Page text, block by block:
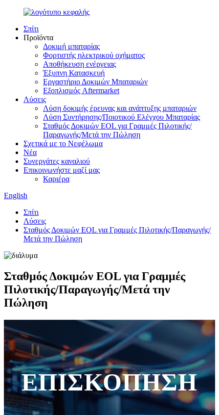
Σπίτι
Προϊόντα
Δοκιμή μπαταρίας
Φορτιστής ηλεκτρικού οχήματος
Αποθήκευση ενέργειας
Έξυπνη Κατασκευή
Εργαστήριο Δοκιμών Μπαταριών
Εξοπλισμός Aftermarket
Λύσεις
Λύση δοκιμής έρευνας και ανάπτυξης μπαταριών
Λύση Συντήρησης/Ποιοτικού Ελέγχου Μπαταρίας
Σταθμός Δοκιμών EOL για Γραμμές Πιλοτικής/
Παραγωγής/Μετά την Πώληση
Σχετικά με το Νεφέλωμα
Νέα
Συνεργάτες καναλιού
Επικοινωνήστε μαζί μας
Καριέρα
English
Σπίτι
Λύσεις
Σταθμός Δοκιμών EOL για Γραμμές Πιλοτικής/Παραγωγής/
Μετά την Πώληση
Σταθμός Δοκιμών EOL για Γραμμές
Πιλοτικής/Παραγωγής/Μετά την
Πώληση
ΕΠΙΣΚΟΠΗΣΗ